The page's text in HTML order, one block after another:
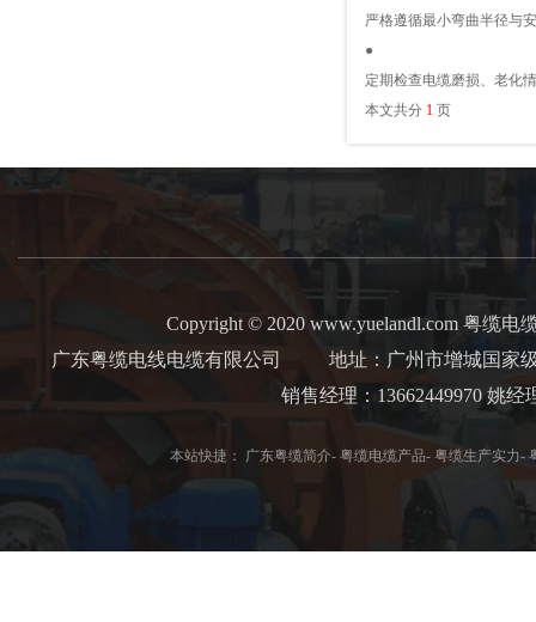
严格遵循最小弯曲半径与
●
定期检查电缆磨损、老化
本文共分 1 页
Copyright © 2020 www.yuelandl.com 粤缆电
广东粤缆电线电缆有限公司
地址：广州市增城国家级
销售经理：13662449970 姚
本站快捷： 广东粤缆简介- 粤缆电缆产品- 粤缆生产实力-